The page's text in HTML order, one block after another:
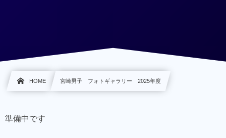
HOME 宮崎男子 フォトギャラリー 2025年度
準備中です